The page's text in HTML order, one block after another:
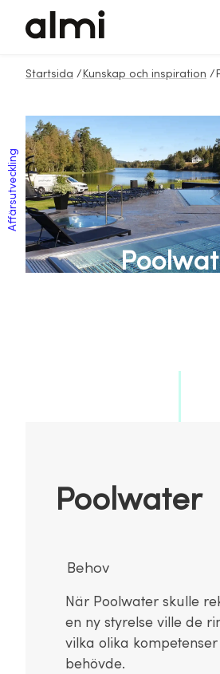
Startsida / Kunskap och inspiration /
Affärsutveckling
Poolwater
Behov
När Poolwater skulle
en ny styrelse ville de
vilka olika
behövde.